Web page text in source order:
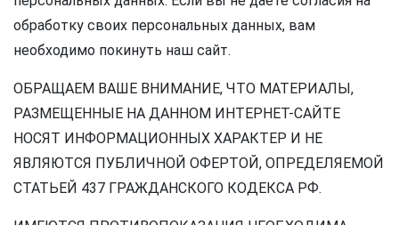
обработку своих персональных данных, вам
необходимо покинуть наш сайт.
ОБРАЩАЕМ ВАШЕ ВНИМАНИЕ, ЧТО МАТЕРИАЛЫ,
РАЗМЕЩЕННЫЕ НА ДАННОМ ИНТЕРНЕТ-САЙТЕ
НОСЯТ ИНФОРМАЦИОННЫХ ХАРАКТЕР И НЕ
ЯВЛЯЮТСЯ ПУБЛИЧНОЙ ОФЕРТОЙ, ОПРЕДЕЛЯЕМОЙ
СТАТЬЕЙ 437 ГРАЖДАНСКОГО КОДЕКСА РФ.